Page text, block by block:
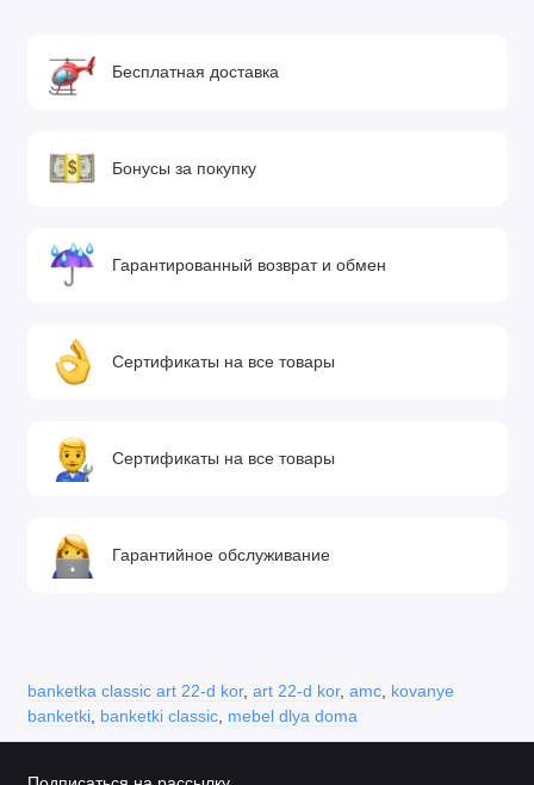
Бесплатная доставка
Бонусы за покупку
Гарантированный возврат и обмен
Сертификаты на все товары
Сертификаты на все товары
Гарантийное обслуживание
banketka classic art 22-d kor, art 22-d kor, amc, kovanye
banketki, banketki classic, mebel dlya doma